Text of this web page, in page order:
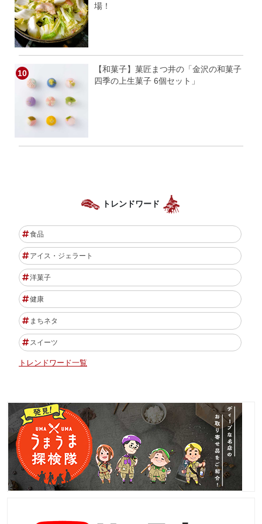
場！
【和菓子】菓匠まつ井の「金沢の和菓子
四季の上生菓子 6個セット」
トレンドワード
食品
アイス・ジェラート
洋菓子
健康
まちネタ
スイーツ
トレンドワード一覧